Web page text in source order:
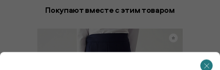
Покупают вместе с этим товаром